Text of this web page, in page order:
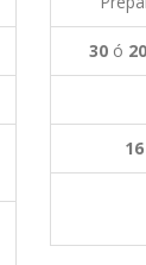
30ó 20
16